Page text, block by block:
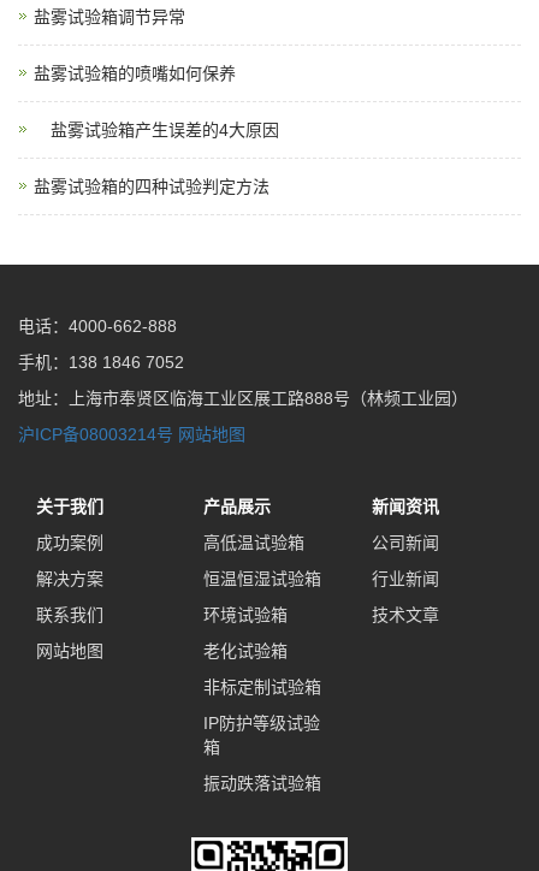
盐雾试验箱调节异常
盐雾试验箱的喷嘴如何保养
盐雾试验箱产生误差的4大原因
盐雾试验箱的四种试验判定方法
电话：4000-662-888
手机：138 1846 7052
地址：上海市奉贤区临海工业区展工路888号（林频工业园）
沪ICP备08003214号 网站地图
关于我们
成功案例
解决方案
联系我们
网站地图
产品展示
高低温试验箱
恒温恒湿试验箱
环境试验箱
老化试验箱
非标定制试验箱
IP防护等级试验
箱
振动跌落试验箱
新闻资讯
公司新闻
行业新闻
技术文章